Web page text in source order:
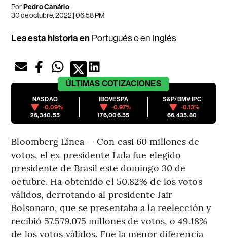
PorPedro Canário
30 de octubre, 2022 | 06:58 PM
Lea esta historia en Portuguéso en Inglés
ÚLTIMAS COTIZACIONES
NASDAQ
-0.09%
26,340.55
IBOVESPA
-0.97%
176,006.55
S&P/BMV IPC
-0.13%
66,435.80
Bloomberg Línea — Con casi 60 millones de
votos, el ex presidente Lula fue elegido
presidente de Brasil este domingo 30 de
octubre. Ha obtenido el 50.82% de los votos
válidos, derrotando al presidente Jair
Bolsonaro, que se presentaba a la reelección y
recibió 57.579.075 millones de votos, o 49.18%
de los votos válidos. Fue la menor diferencia